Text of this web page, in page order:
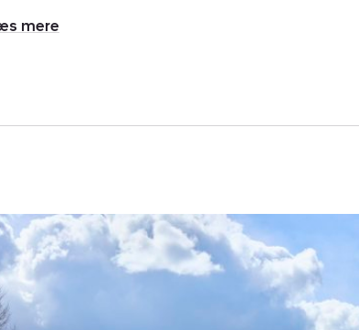
bliver der etableret stisystemer til
kan fremhæve, at der er under ca. 1,5 km til
det nu at jeres drømmehus skal være en
en grund, der ligger midt i naturen uden
kompromis med afstand til bylivet, så tag
mange muligheder, der ligger også gemmer